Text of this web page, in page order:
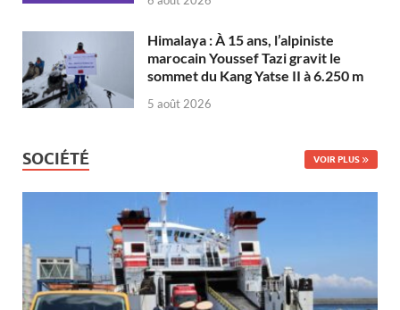
Himalaya : À 15 ans, l’alpiniste
marocain Youssef Tazi gravit le
sommet du Kang Yatse II à 6.250 m
5 août 2026
SOCIÉTÉ VOIR PLUS